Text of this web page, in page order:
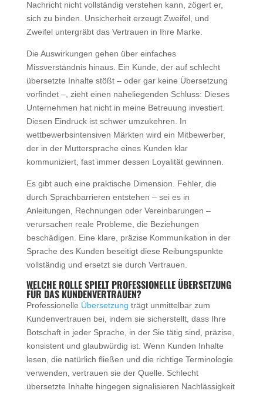
Nachricht nicht vollständig verstehen kann, zögert er,
sich zu binden. Unsicherheit erzeugt Zweifel, und
Zweifel untergräbt das Vertrauen in Ihre Marke.
Die Auswirkungen gehen über einfaches
Missverständnis hinaus. Ein Kunde, der auf schlecht
übersetzte Inhalte stößt – oder gar keine Übersetzung
vorfindet –, zieht einen naheliegenden Schluss: Dieses
Unternehmen hat nicht in meine Betreuung investiert.
Diesen Eindruck ist schwer umzukehren. In
wettbewerbsintensiven Märkten wird ein Mitbewerber,
der in der Muttersprache eines Kunden klar
kommuniziert, fast immer dessen Loyalität gewinnen.
Es gibt auch eine praktische Dimension. Fehler, die
durch Sprachbarrieren entstehen – sei es in
Anleitungen, Rechnungen oder Vereinbarungen –
verursachen reale Probleme, die Beziehungen
beschädigen. Eine klare, präzise Kommunikation in der
Sprache des Kunden beseitigt diese Reibungspunkte
vollständig und ersetzt sie durch Vertrauen.
WELCHE ROLLE SPIELT PROFESSIONELLE ÜBERSETZUNG
FÜR DAS KUNDENVERTRAUEN?
Professionelle Übersetzung trägt unmittelbar zum
Kundenvertrauen bei, indem sie sicherstellt, dass Ihre
Botschaft in jeder Sprache, in der Sie tätig sind, präzise,
konsistent und glaubwürdig ist. Wenn Kunden Inhalte
lesen, die natürlich fließen und die richtige Terminologie
verwenden, vertrauen sie der Quelle. Schlecht
übersetzte Inhalte hingegen signalisieren Nachlässigkeit